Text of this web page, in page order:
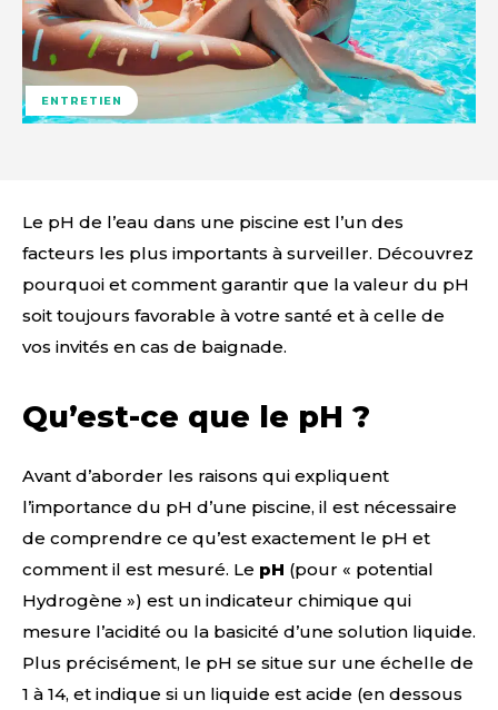
ENTRETIEN
Le pH de l’eau dans une piscine est l’un des
facteurs les plus importants à surveiller. Découvrez
pourquoi et comment garantir que la valeur du pH
soit toujours favorable à votre santé et à celle de
vos invités en cas de baignade.
Qu’est-ce que le pH ?
Avant d’aborder les raisons qui expliquent
l’importance du pH d’une piscine, il est nécessaire
de comprendre ce qu’est exactement le pH et
comment il est mesuré. Le pH (pour « potential
Hydrogène ») est un indicateur chimique qui
mesure l’acidité ou la basicité d’une solution liquide.
Plus précisément, le pH se situe sur une échelle de
1 à 14, et indique si un liquide est acide (en dessous